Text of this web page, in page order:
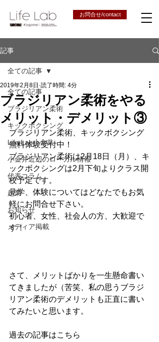
お問合せ/contact
記事
全ての記事
ブラジリアン柔術
キックボクシング
Life Lab小金井
小金井近辺のローカル情報
代表コラム
起業
お知らせ
メディア掲載
全ての記事
ブラジリアン柔術をやる
メリット・デメリット③
2019年2月8日 読了時間: 4分
ブラジリアン柔術、キックボクシング
無料体験受付中！
ブラジリアン柔術は2月18日（月）、キ
ックボクシングは2月下旬よりクラス開
校予定です。
見学、体験についてはどなたでもお気
軽にお問合せ下さい。
初心者、女性、社会人の方、大歓迎で
す！
さて、メリットばかりを一生懸命書い
てきましたが（苦笑、私の思うブラジ
リアン柔術のデメリットも正直に書い
てみたいと思います。
過去の記事はこちら